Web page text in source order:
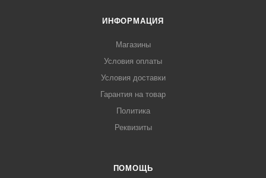
ИНФОРМАЦИЯ
Магазины
Условия оплаты
Условия доставки
Гарантия на товар
Политика
Реквизиты
ПОМОЩЬ